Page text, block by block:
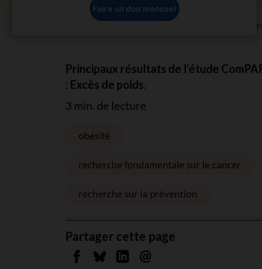
Principaux résultats de l’étude
: Excès de poids.
3 min. de lecture
obésité
recherche fondamentale sur le cancer
recherche sur la prévention
Partager cette page
Partager sur Facebook
Partager sur Bluesky
Partager sur Linkedin
Envoyer par courriel